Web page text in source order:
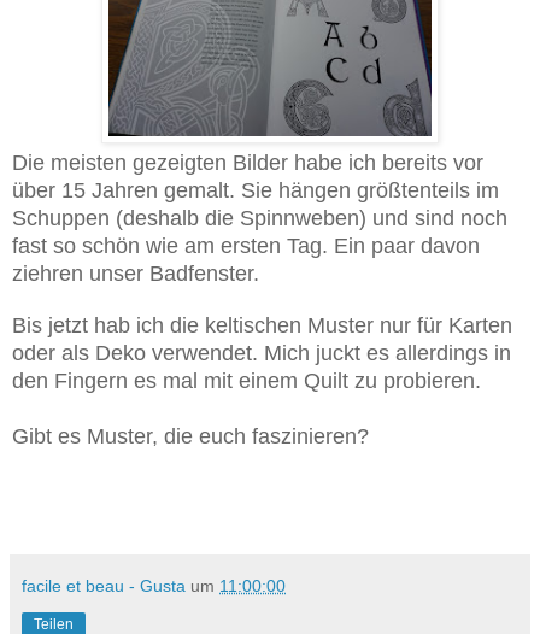
Die meisten gezeigten Bilder habe ich bereits vor
über 15 Jahren gemalt. Sie hängen größtenteils im
Schuppen (deshalb die Spinnweben) und sind noch
fast so schön wie am ersten Tag. Ein paar davon
ziehren unser Badfenster.
Bis jetzt hab ich die keltischen Muster nur für Karten
oder als Deko verwendet. Mich juckt es allerdings in
den Fingern es mal mit einem Quilt zu probieren.
Gibt es Muster, die euch faszinieren?
facile et beau - Gusta um 11:00:00
Teilen